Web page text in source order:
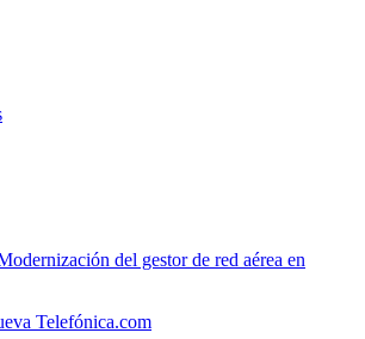
del gestor de red aérea en
Telefónica.com